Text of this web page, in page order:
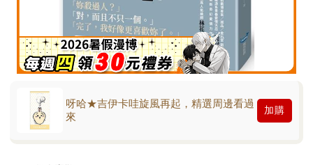
呀哈★吉伊卡哇旋風再起，精選周邊看過
來
加購